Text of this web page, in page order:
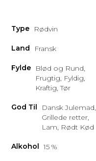
Type Rødvin
Land Fransk
Fylde
Blød og Rund,
Frugtig, Fyldig,
Kraftig, Tør
God Til
Dansk Julemad,
Grillede retter,
Lam, Rødt Kød
Alkohol 15 %